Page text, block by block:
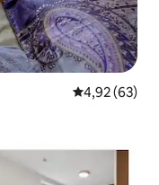
Évaluation
4,92 (63)